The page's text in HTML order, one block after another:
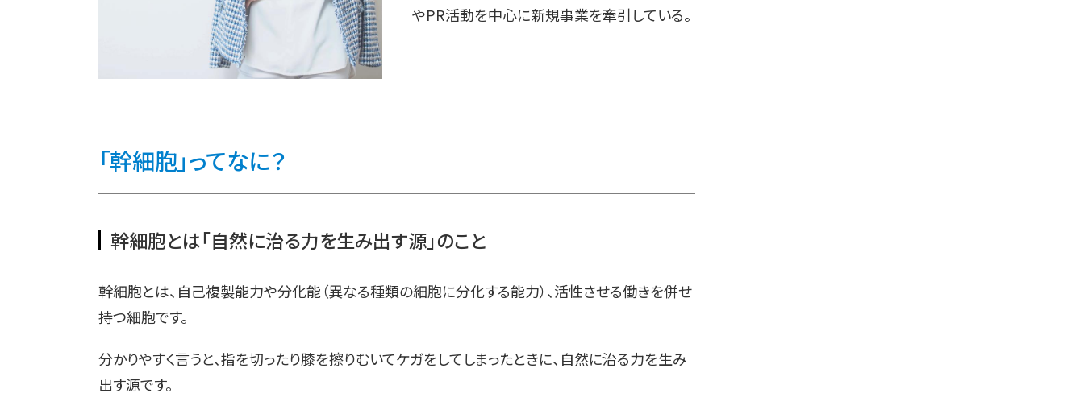
やPR活動を中心に新規事業を牽引している。
「幹細胞」ってなに？
幹細胞とは「自然に治る力を生み出す源」のこと
幹細胞とは、自己複製能力や分化能（異なる種類の細胞に分化する能力）、活性させる働きを併せ
持つ細胞です。
分かりやすく言うと、指を切ったり膝を擦りむいてケガをしてしまったときに、自然に治る力を生み
出す源です。